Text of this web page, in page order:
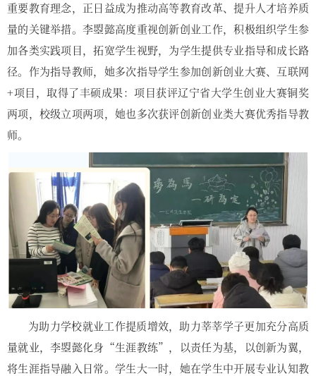
重要教育理念，正日益成为推动高等教育改革、提升人才培养质
量的关键举措。李曌懿高度重视创新创业工作，积极组织学生参
加各类实践项目，拓宽学生视野，为学生提供专业指导和成长路
径。作为指导教师，她多次指导学生参加创新创业大赛、互联网
+项目，取得了丰硕成果：项目获评辽宁省大学生创业大赛铜奖
两项，校级立项两项，她也多次获评创新创业类大赛优秀指导教
师。
为助力学校就业工作提质增效，助力莘莘学子更加充分高质
量就业，李曌懿化身“生涯教练”，以责任为基，以创新为翼，
将生涯指导融入日常。学生大一时，她在学生中开展专业认知教